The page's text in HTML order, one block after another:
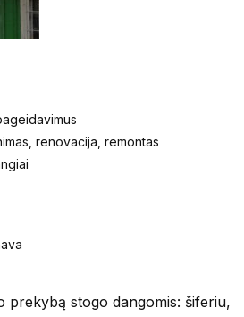
renovacija, remontas
prekybą stogo dangomis: šiferiu,